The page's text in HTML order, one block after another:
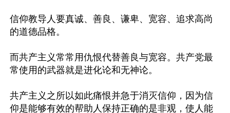
信仰教导人要真诚、善良、谦卑、宽容、追求高尚
的道德品格。
而共产主义常常用仇恨代替善良与宽容。共产党最
常使用的武器就是进化论和无神论。
共产主义之所以如此痛恨并急于消灭信仰，因为信
仰是能够有效的帮助人保持正确的是非观，使人能